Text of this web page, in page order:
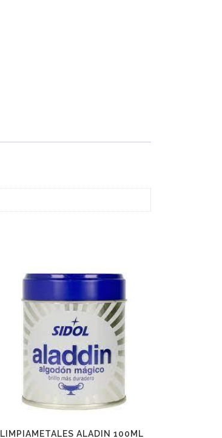
LIMPIAMETALES ALADIN 100ML